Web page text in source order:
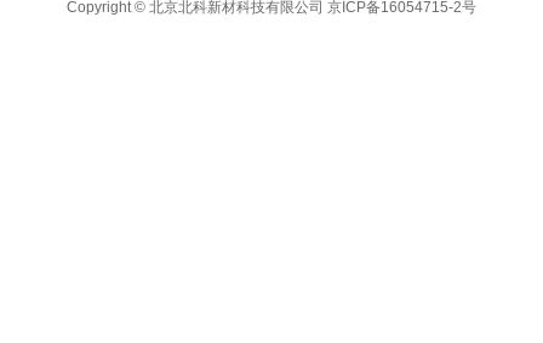
Copyright © 北京北科新材科技有限公司 京ICP备16054715-2号